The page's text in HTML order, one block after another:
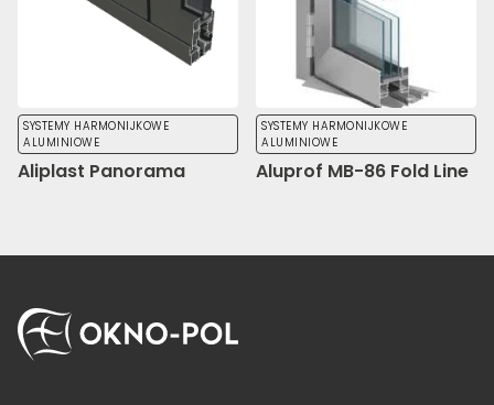
SYSTEMY HARMONIJKOWE
ALUMINIOWE
Aliplast Panorama
SYSTEMY HARMONIJKOWE
ALUMINIOWE
Aluprof MB-86 Fold Line